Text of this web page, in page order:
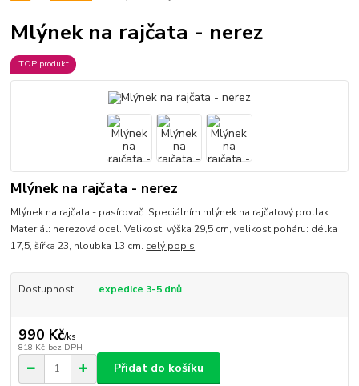
Mlýnek na rajčata - nerez
TOP produkt
Mlýnek na rajčata - nerez
Mlýnek na rajčata - pasírovač. Speciálním mlýnek na rajčatový protlak.
Materiál: nerezová ocel. Velikost: výška 29,5 cm, velikost poháru: délka
17,5, šířka 23, hloubka 13 cm. celý popis
Dostupnost expedice 3-5 dnů
990 Kč/ks
818 Kč bez DPH
Přidat do košíku